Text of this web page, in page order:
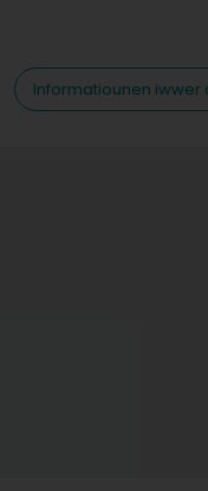
Informatiounen iwwer